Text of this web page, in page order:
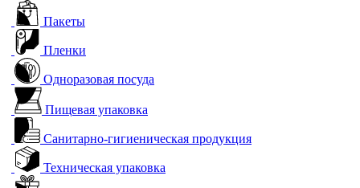
Пакеты
Пленки
Одноразовая посуда
Пищевая упаковка
Санитарно-гигиеническая продукция
Техническая упаковка